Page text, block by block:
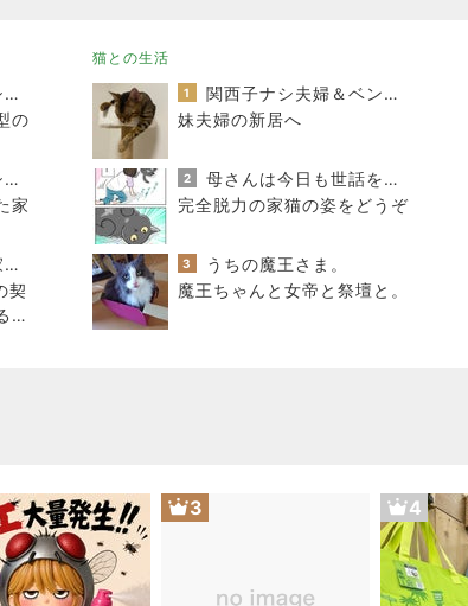
おうちと暮らしのレシピ 〜HOME&LIFE〜
の
おうちと暮らしのレシピ 〜HOME&LIFE〜
家
進撃のおはるさん〜家づくり失敗したけど私は元気です〜
契
の
猫との生活
1
関西子ナシ夫婦＆ベンガル猫のがむしゃらな毎日
妹夫婦の新居へ
2
母さんは今日も世話をやく
完全脱力の家猫の姿をどうぞ
3
うちの魔王さま。
魔王ちゃんと女帝と祭壇と。
3 4